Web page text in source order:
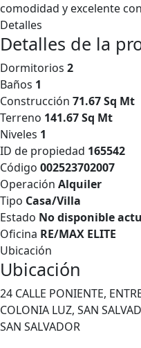
comodidad y excelente
Detalles
Detalles de la
Dormitorios 2
Baños 1
Construcción 71.67 Sq Mt
Terreno 141.67 Sq Mt
Niveles 1
ID de propiedad 165542
Código 002523702007
Operación Alquiler
Tipo Casa/Villa
Estado No disponible
Oficina RE/MAX ELITE
Ubicación
Ubicación
24 CALLE PONIENTE,
COLONIA LUZ, SAN
SAN SALVADOR